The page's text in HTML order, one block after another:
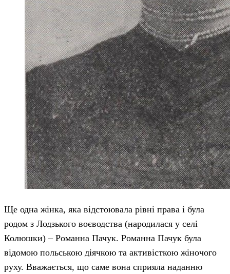
Ще одна жінка, яка відстоювала рівні права і була
родом з Лодзького воєводства (народилася у селі
Колюшки) – Романна Пачук. Романна Пачук була
відомою польською діячкою та активісткою жіночого
руху. Вважається, що саме вона сприяла наданню